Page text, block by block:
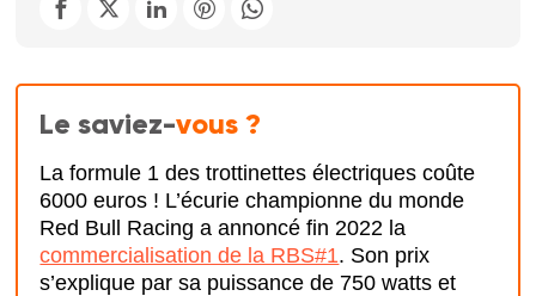
Le saviez-vous ?
La formule 1 des trottinettes électriques coûte
6000 euros ! L’écurie championne du monde
Red Bull Racing a annoncé fin 2022 la
commercialisation de la RBS#1. Son prix
s’explique par sa puissance de 750 watts et